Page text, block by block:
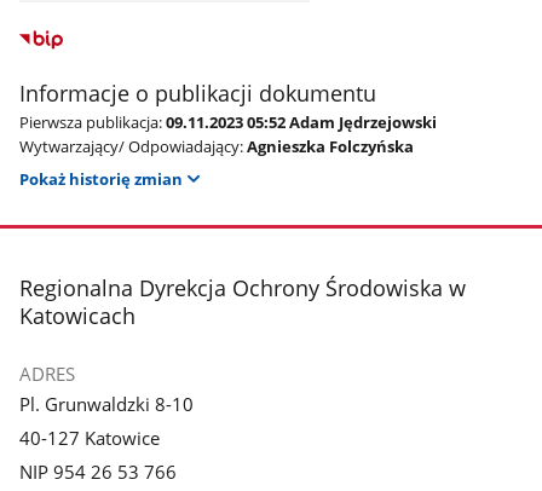
Informacje o publikacji dokumentu
Pierwsza publikacja:09.11.2023 05:52 Adam Jędrzejowski
Wytwarzający/ Odpowiadający:Agnieszka Folczyńska
Pokaż historię zmian
stopka
Regionalna Dyrekcja Ochrony Środowiska w
Katowicach
ADRES
Pl. Grunwaldzki 8-10
40-127 Katowice
NIP 954 26 53 766